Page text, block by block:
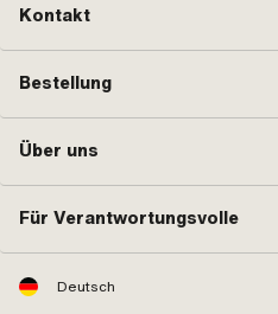
Kontakt
Bestellung
Über uns
Für Verantwortungsvolle
Deutsch